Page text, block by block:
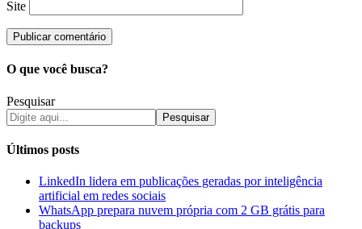
Site
O que você busca?
Pesquisar
Pesquisar
Últimos posts
LinkedIn lidera em publicações geradas por inteligência
artificial em redes sociais
WhatsApp prepara nuvem própria com 2 GB grátis para
backups